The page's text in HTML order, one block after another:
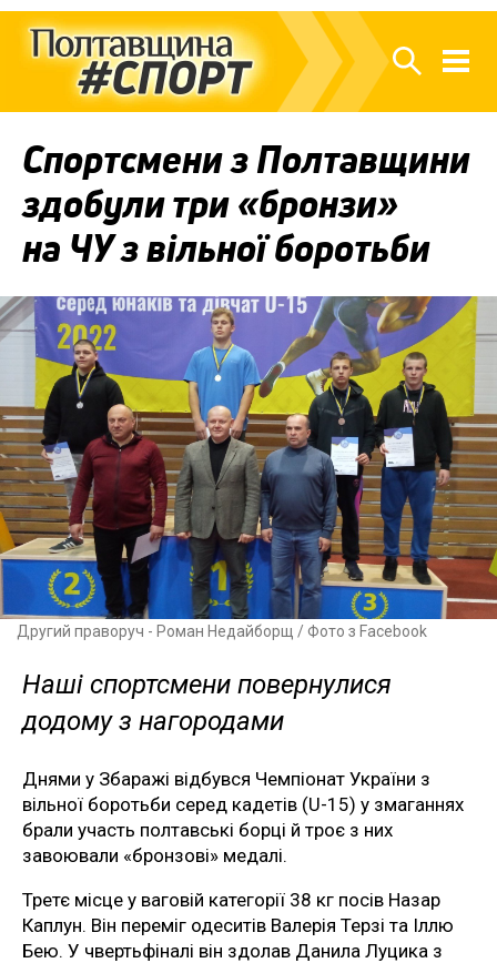
Спортсмени з Полтавщини
здобули три «бронзи»
на ЧУ з вільної боротьби
Другий праворуч - Роман Недайборщ / Фото з Facebook
Наші спортсмени повернулися
додому з нагородами
Днями у Збаражі відбувся Чемпіонат України з
вільної боротьби серед кадетів (U-15) у змаганнях
брали участь полтавські борці й троє з них
завоювали «бронзові» медалі.
Третє місце у ваговій категорії 38 кг посів Назар
Каплун. Він переміг одеситів Валерія Терзі та Іллю
Бею. У чвертьфіналі він здолав Данила Луцика з